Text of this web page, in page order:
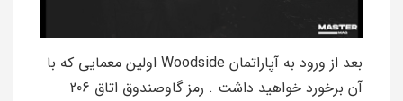
بعد از ورود به آپاراتمان Woodside اولین معمایی که با
آن برخورد خواهید داشت . رمز گاوصندوق اتاق 206